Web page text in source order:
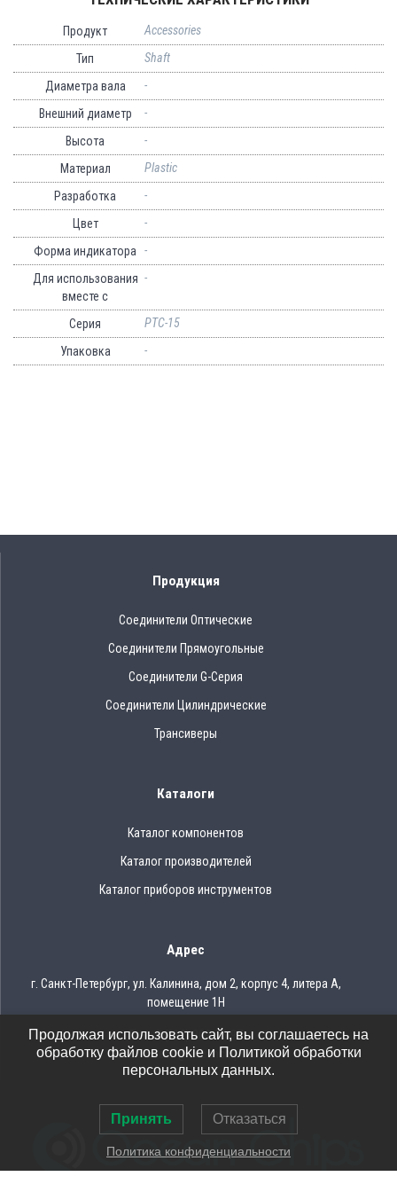
Продукт
Accessories
Тип
Shaft
Диаметра вала
-
Внешний диаметр
-
Высота
-
Материал
Plastic
Разработка
-
Цвет
-
Форма индикатора
-
Для использования
вместе с
-
Серия
PTC-15
Упаковка
-
Продукция
Соединители Оптические
Соединители Прямоугольные
Соединители G-Серия
Соединители Цилиндрические
Трансиверы
Каталоги
Каталог компонентов
Каталог производителей
Каталог приборов инструментов
Адрес
г. Санкт-Петербург, ул. Калинина, дом 2, корпус 4, литера А,
помещение 1Н
Тел.: 8 (812) 309-75-97
Email: ocean@oceanchips.ru
Продолжая использовать сайт, вы соглашаетесь на
обработку файлов cookie и Политикой обработки
персональных данных.
Принять Отказаться
Политика конфиденциальности